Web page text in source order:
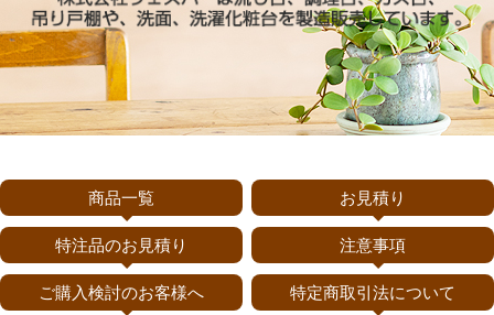
商品一覧 お見積り
特注品のお見積り 注意事項
ご購入検討のお客様へ 特定商取引法について